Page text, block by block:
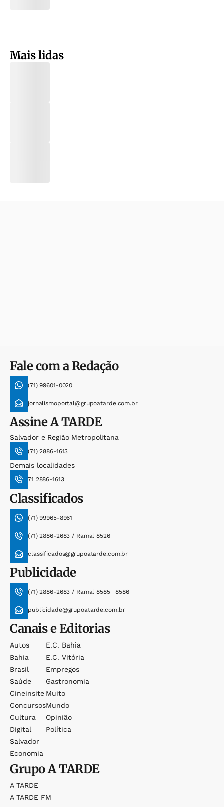
Mais lidas
Fale com a Redação
(71) 99601-0020
jornalismoportal@grupoatarde.com.br
AssineA TARDE
Salvador e Região Metropolitana
(71) 2886-1613
Demais localidades
71 2886-1613
Classificados
(71) 99965-8961
(71) 2886-2683 / Ramal 8526
classificados@grupoatarde.com.br
Publicidade
(71) 2886-2683 / Ramal 8585 | 8586
publicidade@grupoatarde.com.br
Canais e Editorias
Autos
Bahia
Brasil
Saúde
Cineinsite
Concursos
Cultura
Digital
Salvador
Economia
E.c. Bahia
E.c. Vitória
Empregos
Gastronomia
Muito
Mundo
Opinião
Política
GrupoA TARDE
A TARDE
A TARDE FM